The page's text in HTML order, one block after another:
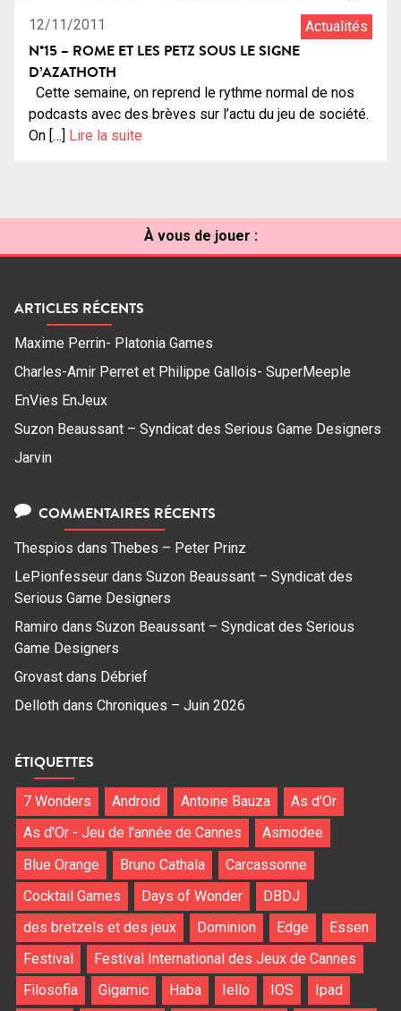
12/11/2011 Actualités
N°15 – ROME ET LES PETZ SOUS LE SIGNE
D’AZATHOTH
Cette semaine, on reprend le rythme normal de nos
podcasts avec des brèves sur l’actu du jeu de société.
On […] Lire la suite
À vous de jouer :
ARTICLES RÉCENTS
Maxime Perrin- Platonia Games
Charles-Amir Perret et Philippe Gallois- SuperMeeple
EnVies EnJeux
Suzon Beaussant – Syndicat des Serious Game Designers
Jarvin
COMMENTAIRES RÉCENTS
Thespios dans Thebes – Peter Prinz
LePionfesseur dans Suzon Beaussant – Syndicat des
Serious Game Designers
Ramiro dans Suzon Beaussant – Syndicat des Serious
Game Designers
Grovast dans Débrief
Delloth dans Chroniques – Juin 2026
ÉTIQUETTES
7 Wonders Android Antoine Bauza
As d'Or
As d'Or - Jeu de l'année de Cannes
Asmodee
Blue Orange
Bruno Cathala
Carcassonne
Cocktail Games
Days of Wonder
DBDJ
des bretzels et des jeux
Dominion Edge
Essen
Festival
Festival International des Jeux de Cannes
Filosofia
Gigamic Haba Iello IOS Ipad